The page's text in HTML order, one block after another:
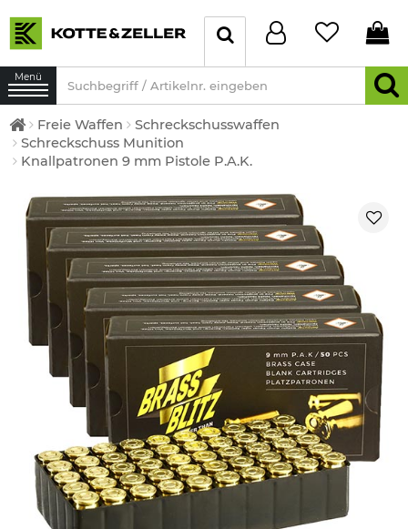
Menü
Freie Waffen
Schreckschusswaffen
Schreckschuss Munition
Knallpatronen 9 mm Pistole P.A.K.